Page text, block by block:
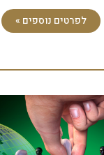
לפרטים נוספים »